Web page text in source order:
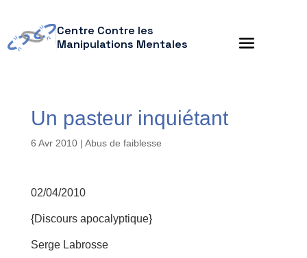
Centre Contre les
Manipulations Mentales
Un pasteur inquiétant
6 Avr 2010| Abus de faiblesse
02/04/2010
{Discours apocalyptique}
Serge Labrosse